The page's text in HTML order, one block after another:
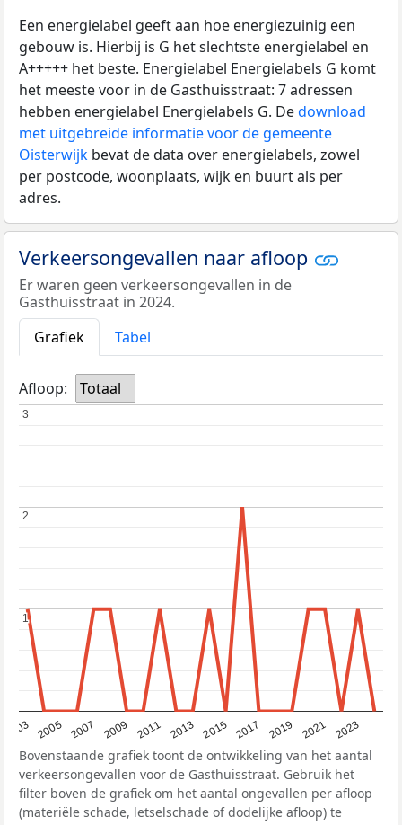
Een energielabel geeft aan hoe energiezuinig een
gebouw is. Hierbij is G het slechtste energielabel en
A+++++ het beste. Energielabel Energielabels G komt
het meeste voor in de Gasthuisstraat: 7 adressen
hebben energielabel Energielabels G. Dedownload
met uitgebreide informatie voor de gemeente
Oisterwijk bevat de data over energielabels, zowel
per postcode, woonplaats, wijk en buurt als per
adres.
Verkeersongevallen naar afloop
Er waren geen verkeersongevallen in de
Gasthuisstraat in 2024.
Grafiek
Tabel
Afloop: Totaal
2003 2005 2007 2009 2011 2013 2015 2017 2019 2021 2023
1
1
2
2
3
3
Bovenstaande grafiek toont de ontwikkeling van het aantal
verkeersongevallen voor de Gasthuisstraat. Gebruik het
filter boven de grafiek om het aantal ongevallen per afloop
(materiële schade, letselschade of dodelijke afloop) te